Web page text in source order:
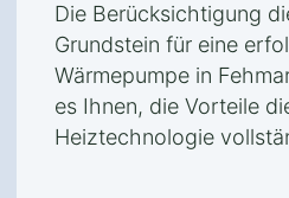
Die Berücksichtigung
Grundstein für eine
Wärmepumpe in
es Ihnen, die Vorteile
Heiztechnologie